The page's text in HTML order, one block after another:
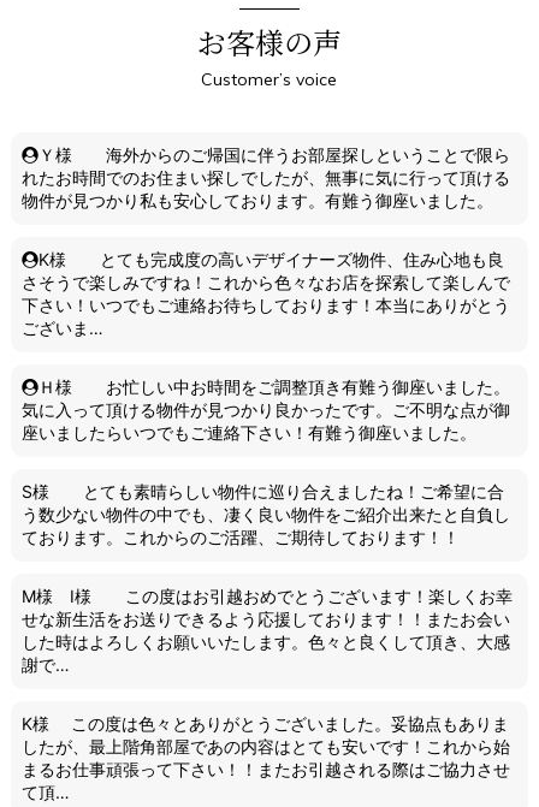
お客様の声
Customer’s voice
Ｙ様 海外からのご帰国に伴うお部屋探しということで限ら
れたお時間でのお住まい探しでしたが、無事に気に行って頂ける
物件が見つかり私も安心しております。有難う御座いました。
K様 とても完成度の高いデザイナーズ物件、住み心地も良
さそうで楽しみですね！これから色々なお店を探索して楽しんで
下さい！いつでもご連絡お待ちしております！本当にありがとう
ございま…
Ｈ様 お忙しい中お時間をご調整頂き有難う御座いました。
気に入って頂ける物件が見つかり良かったです。ご不明な点が御
座いましたらいつでもご連絡下さい！有難う御座いました。
S様 とても素晴らしい物件に巡り合えましたね！ご希望に合
う数少ない物件の中でも、凄く良い物件をご紹介出来たと自負し
ております。これからのご活躍、ご期待しております！！
M様 I様 この度はお引越おめでとうございます！楽しくお幸
せな新生活をお送りできるよう応援しております！！またお会い
した時はよろしくお願いいたします。色々と良くして頂き、大感
謝で…
K様 この度は色々とありがとうございました。妥協点もありま
したが、最上階角部屋であの内容はとても安いです！これから始
まるお仕事頑張って下さい！！またお引越される際はご協力させ
て頂…